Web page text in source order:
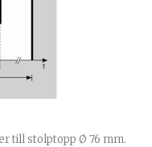
till stolptopp Ø 76 mm.